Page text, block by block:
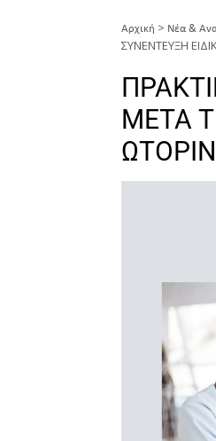
Αρχική > Νέα &
ΣΥΝΕΝΤΕΥΞΗ
ΜΕΤΑ